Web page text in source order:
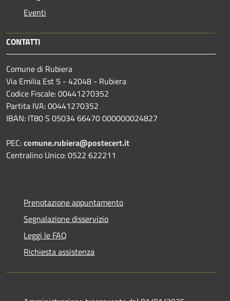
Eventi
CONTATTI
Comune di Rubiera
Via Emilia Est 5 - 42048 - Rubiera
Codice Fiscale: 00441270352
Partita IVA: 00441270352
IBAN: IT80 S 05034 66470 000000024827
PEC:comune.rubiera@postecert.it
Centralino Unico: 0522 622211
Prenotazione appuntamento
Segnalazione disservizio
Leggi le FAQ
Richiesta assistenza